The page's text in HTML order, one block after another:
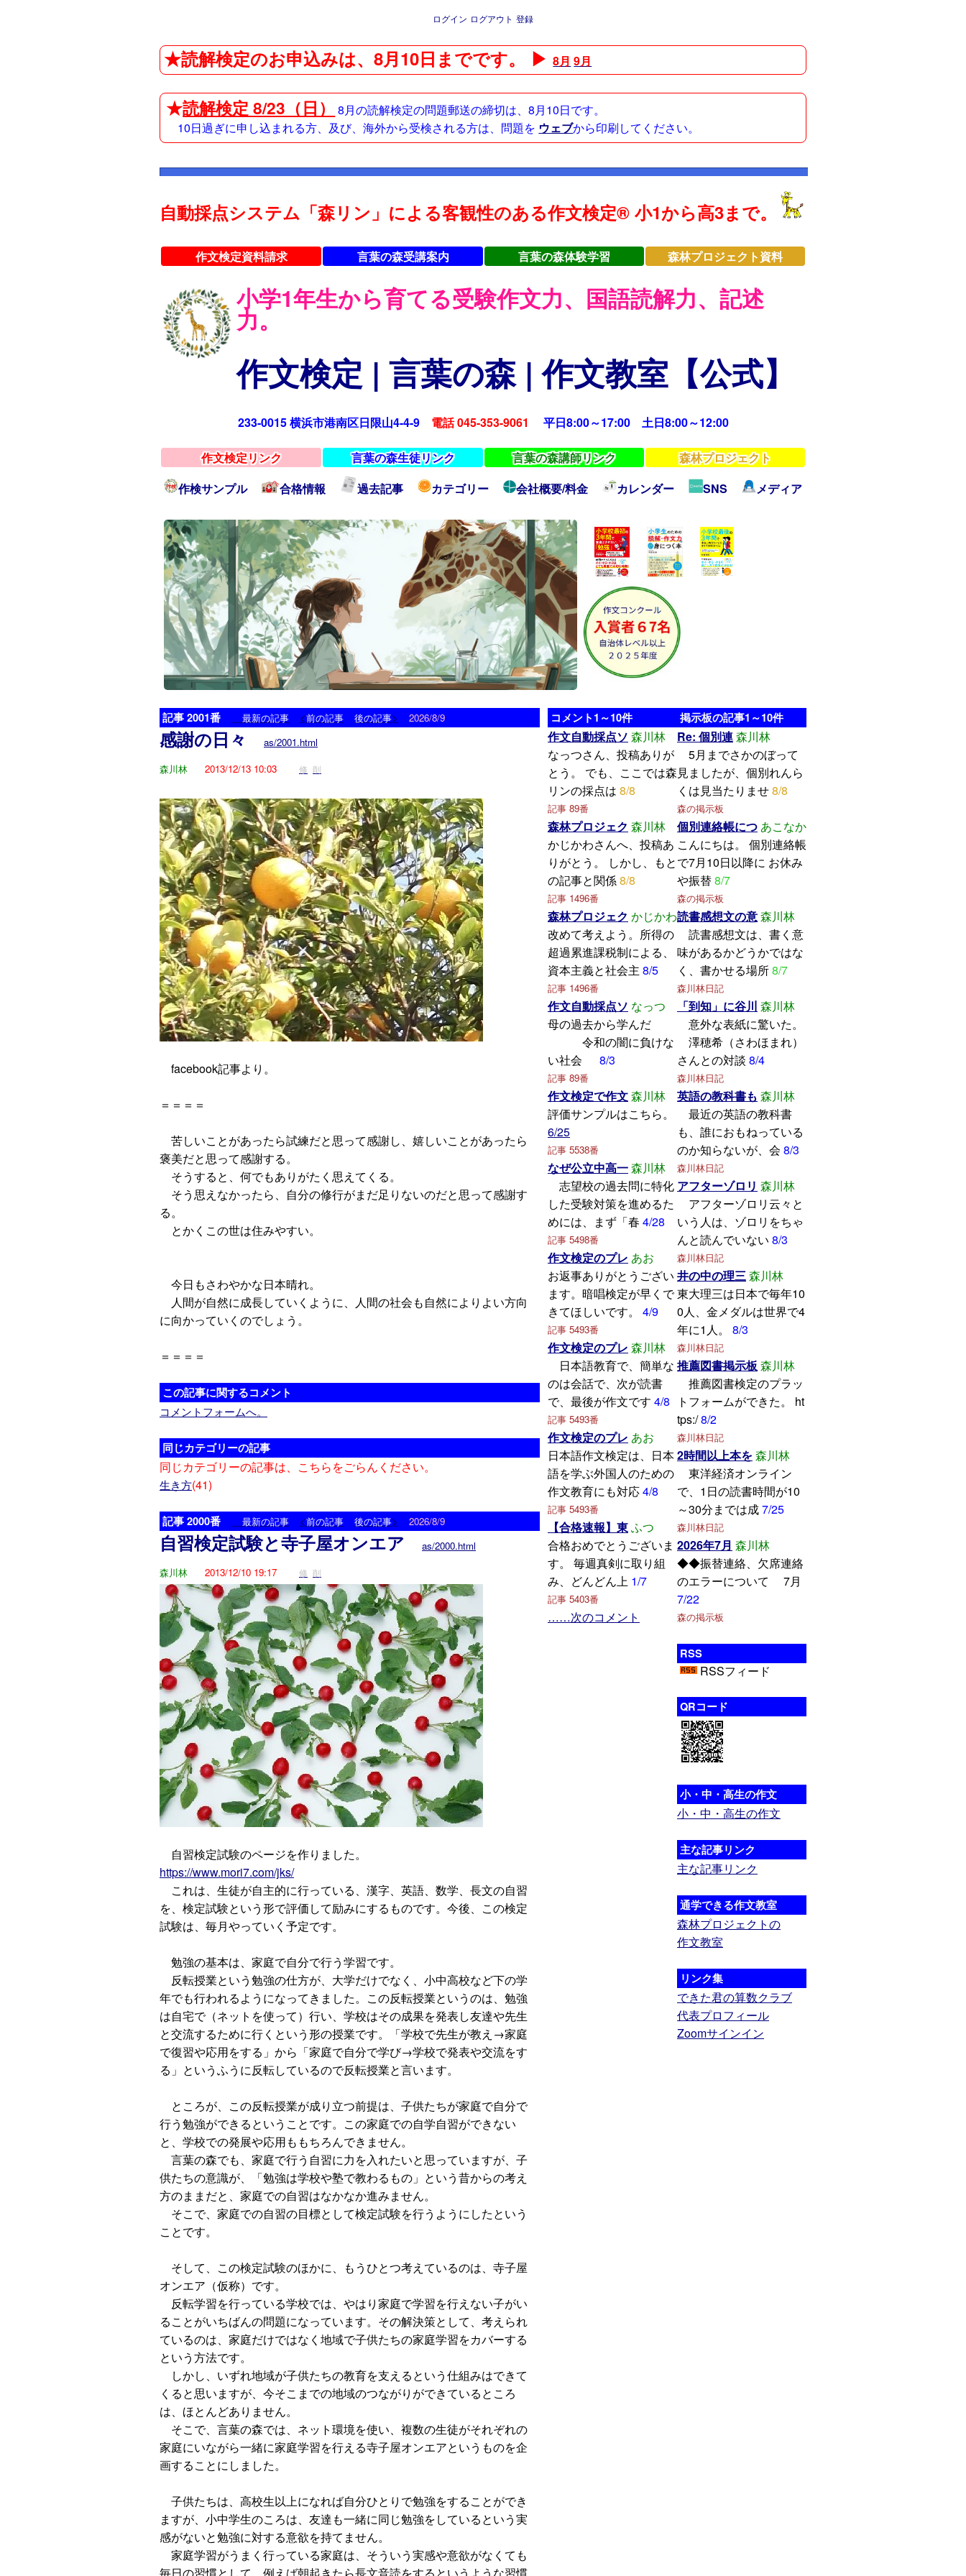
ログイン ログアウト 登録
★読解検定のお申込みは、8月10日までです。 ▶8月 9月
★読解検定 8/23（日）
8月の読解検定の問題郵送の締切は、8月10日です。
10日過ぎに申し込まれる方、及び、海外から受検される方は、問題を ウェブから印刷してください。
自動採点システム「森リン」による客観性のある作文検定® 小1から高3まで。
作文検定資料請求 言葉の森受講案内 言葉の森体験学習 森林プロジェクト資料
小学1年生から育てる受験作文力、国語読解力、記述
力。
作文検定 | 言葉の森 | 作文教室【公式】
233-0015 横浜市港南区日限山4-4-9 電話 045-353-9061 平日8:00～17:00 土日8:00～12:00
作文検定リンク 言葉の森生徒リンク 言葉の森講師リンク
森林プロジェクト
作検サンプル
合格情報 過去記事 カテゴリー 会社概要/料金 カレンダー SNS メディア
記事 2001番 最新の記事 <前の記事 後の記事> 2026/8/9
感謝の日々
as/2001.html
森川林
2013/12/13 10:03 修 削
facebook記事より。
＝＝＝＝
苦しいことがあったら試練だと思って感謝し、嬉しいことがあったら
褒美だと思って感謝する。
そうすると、何でもありがたく思えてくる。
そう思えなかったら、自分の修行がまだ足りないのだと思って感謝す
る。
とかくこの世は住みやすい。
今日もさわやかな日本晴れ。
人間が自然に成長していくように、人間の社会も自然によりよい方向
に向かっていくのでしょう。
＝＝＝＝
この記事に関するコメント
コメントフォームへ。
同じカテゴリーの記事
同じカテゴリーの記事は、こちらをごらんください。
生き方(41)
記事 2000番 最新の記事 <前の記事 後の記事> 2026/8/9
自習検定試験と寺子屋オンエア
as/2000.html
森川林
2013/12/10 19:17 修 削
自習検定試験のページを作りました。
https://www.mori7.com/jks/
これは、生徒が自主的に行っている、漢字、英語、数学、長文の自習
を、検定試験という形で評価して励みにするものです。今後、この検定
試験は、毎月やっていく予定です。
勉強の基本は、家庭で自分で行う学習です。
反転授業という勉強の仕方が、大学だけでなく、小中高校など下の学
年でも行われるようになってきました。この反転授業というのは、勉強
は自宅で（ネットを使って）行い、学校はその成果を発表し友達や先生
と交流するために行くという形の授業です。「学校で先生が教え→家庭
で復習や応用をする」から「家庭で自分で学び→学校で発表や交流をす
る」というふうに反転しているので反転授業と言います。
ところが、この反転授業が成り立つ前提は、子供たちが家庭で自分で
行う勉強ができるということです。この家庭での自学自習ができない
と、学校での発展や応用ももちろんできません。
言葉の森でも、家庭で行う自習に力を入れたいと思っていますが、子
供たちの意識が、「勉強は学校や塾で教わるもの」という昔からの考え
方のままだと、家庭での自習はなかなか進みません。
そこで、家庭での自習の目標として検定試験を行うようにしたという
ことです。
そして、この検定試験のほかに、もうひとつ考えているのは、寺子屋
オンエア（仮称）です。
反転学習を行っている学校では、やはり家庭で学習を行えない子がい
ることがいちばんの問題になっています。その解決策として、考えられ
ているのは、家庭だけではなく地域で子供たちの家庭学習をカバーする
という方法です。
しかし、いずれ地域が子供たちの教育を支えるという仕組みはできて
くると思いますが、今そこまでの地域のつながりができているところ
は、ほとんどありません。
そこで、言葉の森では、ネット環境を使い、複数の生徒がそれぞれの
家庭にいながら一緒に家庭学習を行える寺子屋オンエアというものを企
画することにしました。
子供たちは、高校生以上になれば自分ひとりで勉強をすることができ
ますが、小中学生のころは、友達も一緒に同じ勉強をしているという実
感がないと勉強に対する意欲を持てません。
家庭学習がうまく行っている家庭は、そういう実感や意欲がなくても
毎日の習慣として、例えば朝起きたら長文音読をするというような習慣
コメント1～10件
作文自動採点ソ 森川林
なっつさん、投稿ありが
とう。 でも、ここでは森
リンの採点は 8/8
記事 89番
森林プロジェク 森川林
かじかわさんへ、投稿あ
りがとう。 しかし、もと
の記事と関係8/8
記事 1496番
森林プロジェク かじかわ
改めて考えよう。所得の
超過累進課税制による、
資本主義と社会主 8/5
記事 1496番
作文自動採点ソ なっつ
母の過去から学んだ
令和の闇に負けな
い社会
8/3
記事 89番
作文検定で作文森川林
評価サンプルはこちら。
6/25
記事 5538番
なぜ公立中高一森川林
志望校の過去問に特化
した受験対策を進めるた
めには、まず「春 4/28
記事 5498番
作文検定のプレ あお
お返事ありがとうござい
ます。暗唱検定が早くで
きてほしいです。
4/9
記事 5493番
作文検定のプレ 森川林
日本語教育で、簡単な
のは会話で、次が読書
で、最後が作文です 4/8
記事 5493番
作文検定のプレ あお
日本語作文検定は、日本
語を学ぶ外国人のための
作文教育にも対応4/8
記事 5493番
【合格速報】東ふつ
合格おめでとうございま
す。 毎週真剣に取り組
み、どんどん上 1/7
記事 5403番
……次のコメント
掲示板の記事1～10件
Re: 個別連森川林
5月までさかのぼって
見ましたが、個別れんら
くは見当たりませ8/8
森の掲示板
個別連絡帳につ あこなか
こんにちは。 個別連絡帳
で7月10日以降に お休み
や振替8/7
森の掲示板
読書感想文の意森川林
読書感想文は、書く意
味があるかどうかではな
く、書かせる場所8/7
森川林日記
「到知」に谷川 森川林
意外な表紙に驚いた。
澤穂希（さわほまれ）
さんとの対談 8/4
森川林日記
英語の教科書も 森川林
最近の英語の教科書
も、誰におもねっている
のか知らないが、会 8/3
森川林日記
アフターゾロリ 森川林
アフターゾロリ云々と
いう人は、ゾロリをちゃ
んと読んでいない 8/3
森川林日記
井の中の理三森川林
東大理三は日本で毎年10
0人、金メダルは世界で4
年に1人。 8/3
森川林日記
推薦図書掲示板森川林
推薦図書検定のプラッ
トフォームができた。 ht
tps:/8/2
森川林日記
2時間以上本を森川林
東洋経済オンライン
で、1日の読書時間が10
～30分までは成7/25
森川林日記
2026年7月 森川林
◆◆振替連絡、欠席連絡
のエラーについて 7月
7/22
森の掲示板
RSS
RSSフィード
QRコード
小・中・高生の作文
小・中・高生の作文
主な記事リンク
主な記事リンク
通学できる作文教室
森林プロジェクトの
作文教室
リンク集
できた君の算数クラブ
代表プロフィール
Zoomサインイン